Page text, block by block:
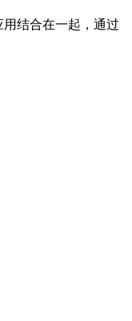
结合在一起，通过